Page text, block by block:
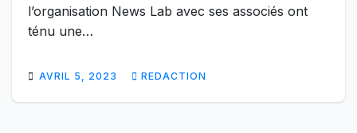
l’organisation News Lab avec ses associés ont
ténu une…
AVRIL 5, 2023 REDACTION